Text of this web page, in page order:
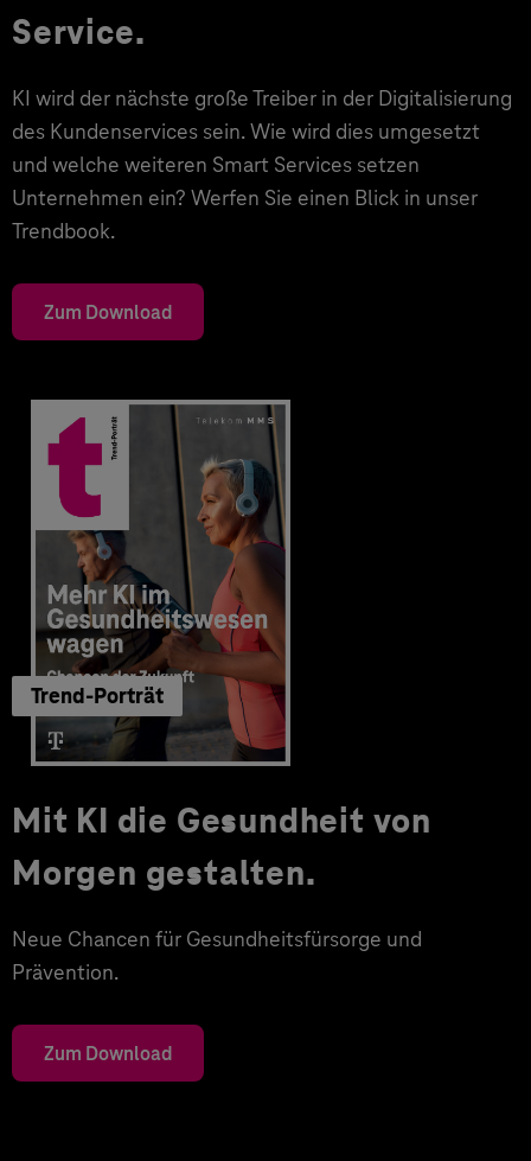
Service.
KI wird der nächste große Treiber in der Digitalisierung
des Kundenservices sein. Wie wird dies umgesetzt
und welche weiteren Smart Services setzen
Unternehmen ein? Werfen Sie einen Blick in unser
Trendbook.
Zum Download
Trend-Porträt
Mit KI die Gesundheit von
Morgen gestalten.
Neue Chancen für Gesundheitsfürsorge und
Prävention.
Zum Download